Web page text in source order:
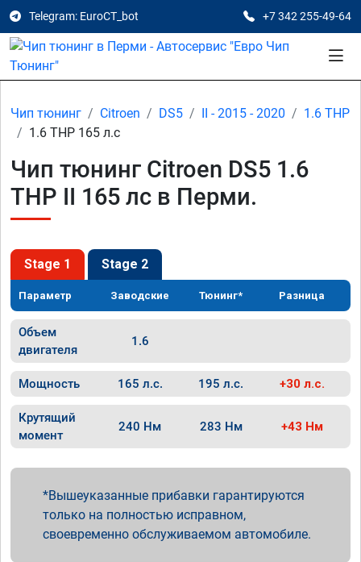
Telegram: EuroCT_bot +7 342 255-49-64
Чип тюнинг Citroen DS5 II - 2015 - 2020
1.6 THP
1.6 THP 165 л.с
Чип тюнинг Citroen DS5 1.6
THP II 165 лс в Перми.
Stage 1 Stage 2
Параметр Заводские Тюнинг* Разница
Объем
двигателя
1.6
Мощность 165 л.с. 195 л.с. +30 л.с.
Крутящий
момент
240 Нм 283 Нм +43 Нм
Вышеуказанные прибавки гарантируются
только на полностью исправном,
своевременно обслуживаемом автомобиле.